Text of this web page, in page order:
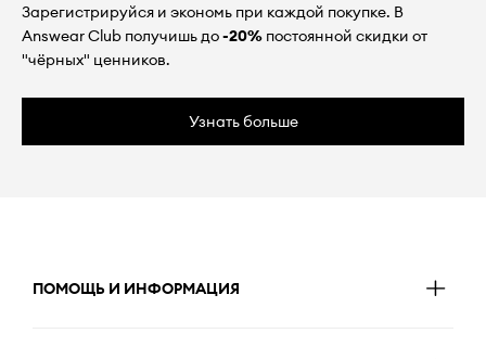
Зарегистрируйся и экономь при каждой покупке. В
Answear Club получишь до-20% постоянной скидки от
"чёрных" ценников.
Узнать больше
ПОМОЩЬ И ИНФОРМАЦИЯ